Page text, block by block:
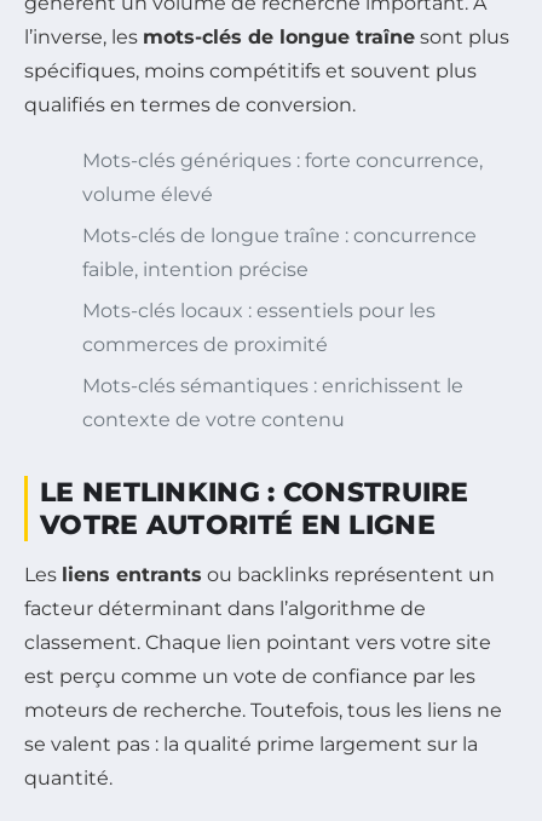
l’inverse, les mots-clés de longue traîne sont plus
spécifiques, moins compétitifs et souvent plus
qualifiés en termes de conversion.
Mots-clés génériques : forte concurrence,
volume élevé
Mots-clés de longue traîne : concurrence
faible, intention précise
Mots-clés locaux : essentiels pour les
commerces de proximité
Mots-clés sémantiques : enrichissent le
contexte de votre contenu
LE NETLINKING : CONSTRUIRE
VOTRE AUTORITÉ EN LIGNE
Les liens entrants ou backlinks représentent un
facteur déterminant dans l’algorithme de
classement. Chaque lien pointant vers votre site
est perçu comme un vote de confiance par les
moteurs de recherche. Toutefois, tous les liens ne
se valent pas : la qualité prime largement sur la
quantité.